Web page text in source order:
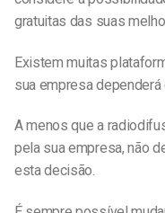
gratuitas das suas
Existem muitas
sua empresa dependerá
A menos que a
pela sua empresa, não
esta decisão.